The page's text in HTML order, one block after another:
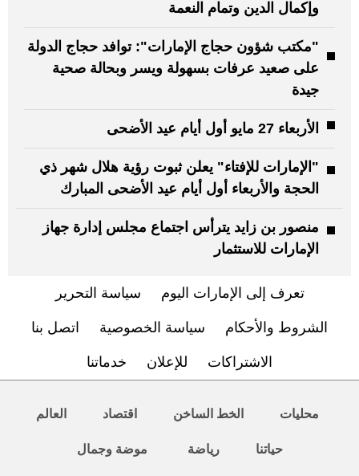
وإكمال الدين وتمام النعمة
"مكتب شؤون حجاج الإمارات": توافد حجاج الدولة
على صعيد عرفات بسهولة ويسر وبحالة صحية
جيدة
الأربعاء 27 مايو أول أيام عيد الأضحى
"الإمارات للإفتاء" يعلن ثبوت رؤية هلال شهر ذي
الحجة والأربعاء أول أيام عيد الأضحى المبارك
منصور بن زايد يترأس اجتماع مجلس إدارة جهاز
الإمارات للاستثمار
تعرف إلى الإمارات اليوم سياسة التحرير
الشروط والأحكام سياسة الخصوصية اتصل بنا
الاشتراكات للإعلان خدماتنا
محليات الخط الساخن اقتصاد العالم
حياتنا رياضة موضة وجمال